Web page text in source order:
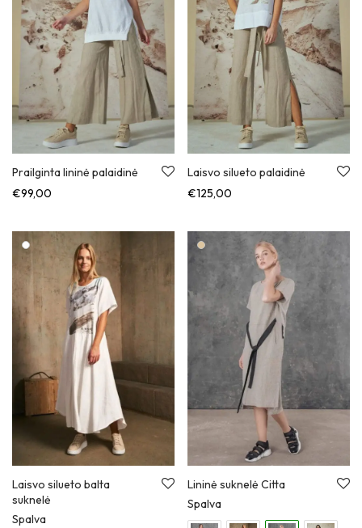
Prailginta lininė palaidinė
€99,00
Laisvo silueto palaidinė
€125,00
Laisvo silueto balta
suknelė
Spalva
Lininė suknelė Citta
Spalva